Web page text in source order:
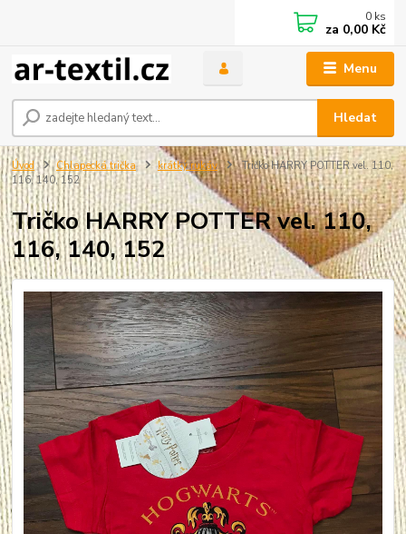
Menu
Hledat
0 ks
za 0,00 Kč
Úvod Chlapecká trička krátký rukáv
Tričko HARRY POTTER vel. 110,
116, 140, 152
Tričko HARRY POTTER vel. 110,
116, 140, 152